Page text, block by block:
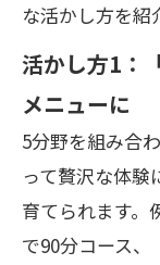
な活かし方を紹
活かし方1：
メニューに
5分野を組み合
って贅沢な体験
育てられます。
で90分コース、